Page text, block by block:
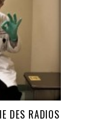
DES RADIOS